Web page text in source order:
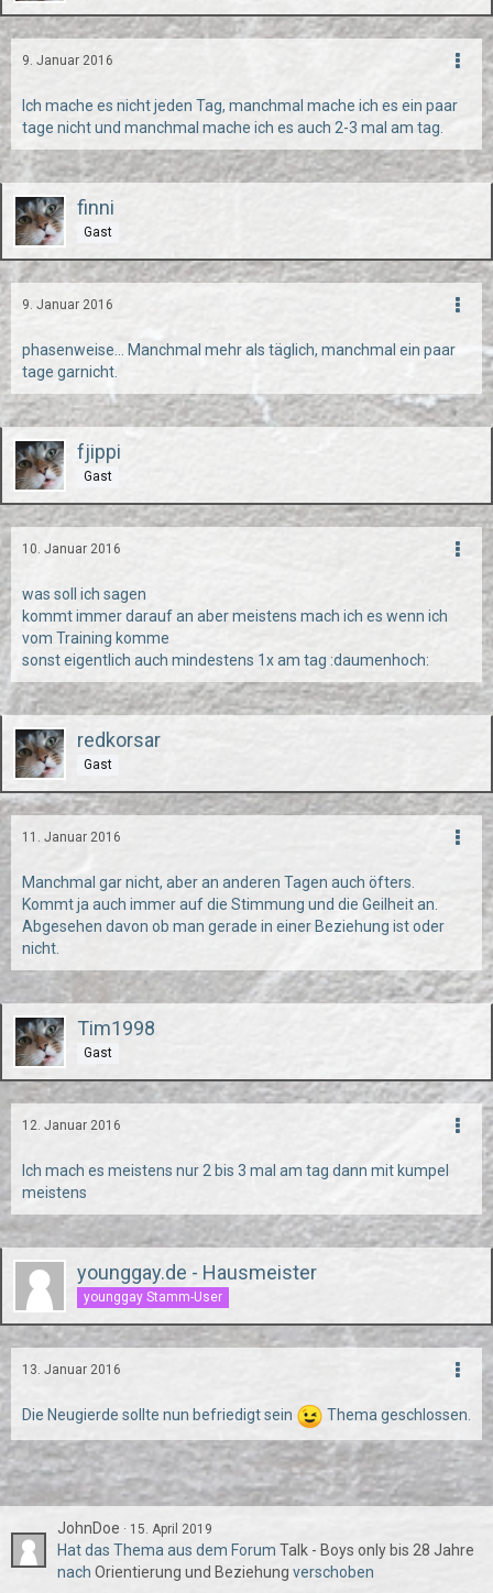
9. Januar 2016
Ich mache es nicht jeden Tag, manchmal mache ich es ein paar
tage nicht und manchmal mache ich es auch 2-3 mal am tag.
finni
Gast
9. Januar 2016
phasenweise... Manchmal mehr als täglich, manchmal ein paar
tage garnicht.
fjippi
Gast
10. Januar 2016
was soll ich sagen
kommt immer darauf an aber meistens mach ich es wenn ich
vom Training komme
sonst eigentlich auch mindestens 1x am tag :daumenhoch:
redkorsar
Gast
11. Januar 2016
Manchmal gar nicht, aber an anderen Tagen auch öfters.
Kommt ja auch immer auf die Stimmung und die Geilheit an.
Abgesehen davon ob man gerade in einer Beziehung ist oder
nicht.
Tim1998
Gast
12. Januar 2016
Ich mach es meistens nur 2 bis 3 mal am tag dann mit kumpel
meistens
younggay.de - Hausmeister
younggay Stamm-User
13. Januar 2016
Die Neugierde sollte nun befriedigt sein Thema geschlossen.
JohnDoe 15. April 2019
Hat das Thema aus dem Forum Talk - Boys only bis 28 Jahre
nach Orientierung und Beziehung verschoben